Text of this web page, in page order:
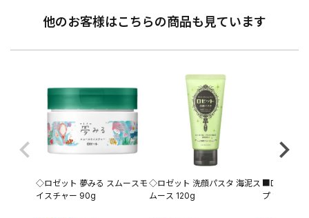
他のお客様はこちらの商品も見ています
◇ロゼット 夢みる スムースモ
イスチャー 90g
◇ロゼット 洗顔パスタ 海泥ス
ムース 120g
■DEW ア
プ 170ml